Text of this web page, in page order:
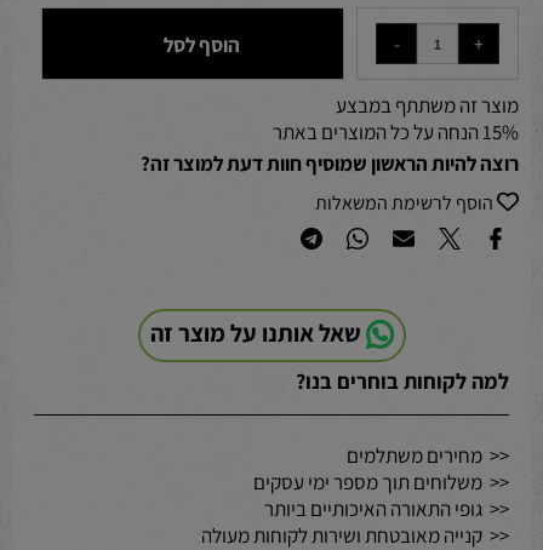
הוסף לסל
מוצר זה משתתף במבצע
15% הנחה על כל המוצרים באתר
רוצה להיות הראשון שמוסיף חוות דעת למוצר זה?
הוסף לרשימת המשאלות
שאל אותנו על מוצר זה
למה לקוחות בוחרים בנו?
<< מחירים משתלמים
<< משלוחים תוך מספר ימי עסקים
<< גופי התאורה האיכותיים ביותר
<< קנייה מאובטחת ושירות לקוחות מעולה